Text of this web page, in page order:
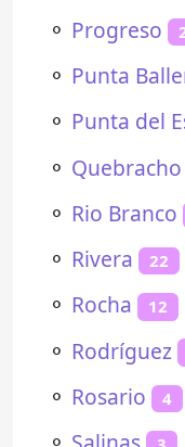
⚬ Progreso
⚬ Punta
⚬ Punta del
⚬ Quebracho
⚬ Rio Branco
⚬ Rivera 22
⚬ Rocha 12
⚬ Rodríguez
⚬ Rosario 4